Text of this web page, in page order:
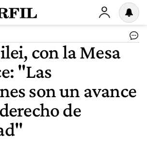
con la Mesa
"Las
son un avance
de